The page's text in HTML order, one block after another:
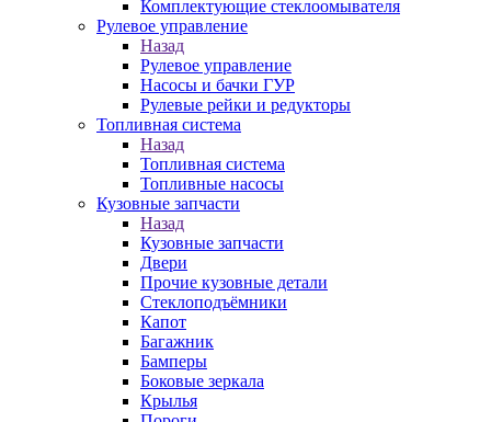
Комплектующие стеклоомывателя
Рулевое управление
Назад
Рулевое управление
Насосы и бачки ГУР
Рулевые рейки и редукторы
Топливная система
Назад
Топливная система
Топливные насосы
Кузовные запчасти
Назад
Кузовные запчасти
Двери
Прочие кузовные детали
Стеклоподъёмники
Капот
Багажник
Бамперы
Боковые зеркала
Крылья